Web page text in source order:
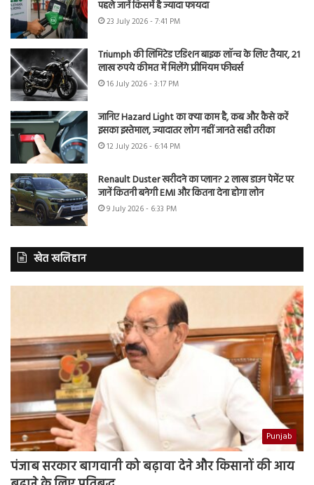
पहले जानें किसमें है ज्यादा फायदा
23 July 2026 - 7:41 PM
Triumph की लिमिटेड एडिशन बाइक लॉन्च के लिए तैयार, 21
लाख रुपये कीमत में मिलेंगे प्रीमियम फीचर्स
16 July 2026 - 3:17 PM
जानिए Hazard Light का क्या काम है, कब और कैसे करें
इसका इस्तेमाल, ज्यादातर लोग नहीं जानते सही तरीका
12 July 2026 - 6:14 PM
Renault Duster खरीदने का प्लान? 2 लाख डाउन पेमेंट पर
जानें कितनी बनेगी EMI और कितना देना होगा लोन
9 July 2026 - 6:33 PM
खेत खलिहान
Punjab
पंजाब सरकार बागवानी को बढ़ावा देने और किसानों की आय